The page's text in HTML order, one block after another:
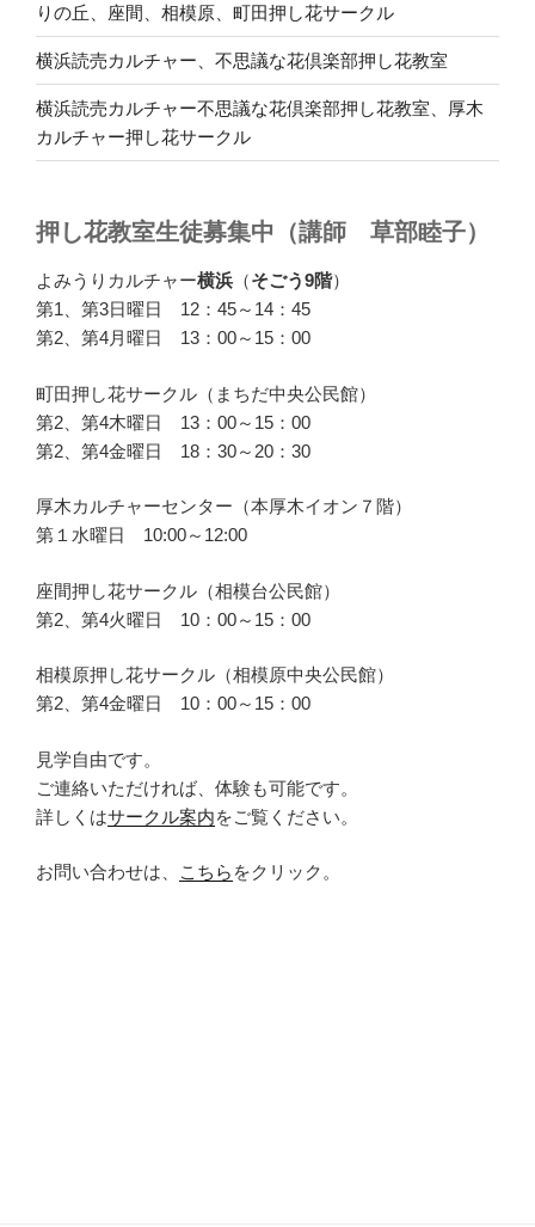
りの丘、座間、相模原、町田押し花サークル
横浜読売カルチャー、不思議な花倶楽部押し花教室
横浜読売カルチャー不思議な花倶楽部押し花教室、厚木
カルチャー押し花サークル
押し花教室生徒募集中（講師 草部睦子）
よみうりカルチャー横浜 （そごう9階）
第1、第3日曜日 12：45～14：45
第2、第4月曜日 13：00～15：00
町田押し花サークル（まちだ中央公民館）
第2、第4木曜日 13：00～15：00
第2、第4金曜日 18：30～20：30
厚木カルチャーセンター（本厚木イオン７階）
第１水曜日 10:00～12:00
座間押し花サークル（相模台公民館）
第2、第4火曜日 10：00～15：00
相模原押し花サークル（相模原中央公民館）
第2、第4金曜日 10：00～15：00
見学自由です。
ご連絡いただければ、体験も可能です。
詳しくはサークル案内をご覧ください。
お問い合わせは、 こちら をクリック。